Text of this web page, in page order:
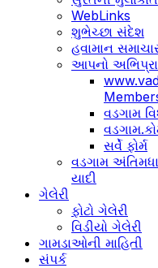
WebLinks
શુભેચ્છા સંદેશ
હવામાન
આપનો
વડગામ
સર્વે ફોર્મ
વડગામ
યાદી
ગેલેરી
ફોટો ગેલેરી
વિડીયો ગેલેરી
ગામડાઓની માહિતી
સંપર્ક